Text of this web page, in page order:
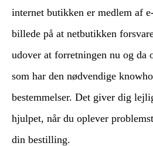
internet butikken er medlem af
billede på at netbutikken
udover at forretningen nu og da
som har den nødvendige
bestemmelser. Det giver dig
hjulpet, når du oplever
din bestilling.